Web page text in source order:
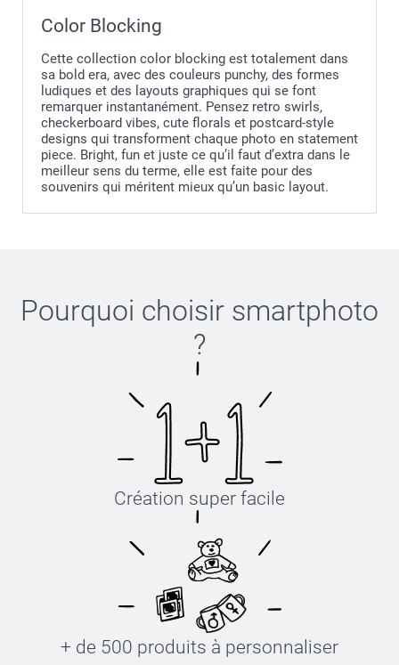
Color Blocking
Cette collection color blocking est totalement dans
sa bold era, avec des couleurs punchy, des formes
ludiques et des layouts graphiques qui se font
remarquer instantanément. Pensez retro swirls,
checkerboard vibes, cute florals et postcard-style
designs qui transforment chaque photo en statement
piece. Bright, fun et juste ce qu’il faut d’extra dans le
meilleur sens du terme, elle est faite pour des
souvenirs qui méritent mieux qu’un basic layout.
Pourquoi choisir smartphoto
?
Création super facile
+ de 500 produits à personnaliser